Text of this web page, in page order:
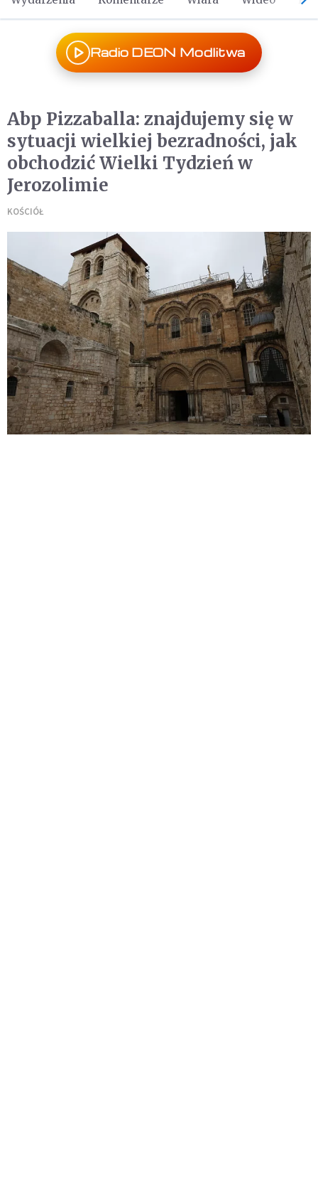
Radio DEON Modlitwa
Abp Pizzaballa: znajdujemy się w
sytuacji wielkiej bezradności, jak
obchodzić Wielki Tydzień w
Jerozolimie
KOŚCIÓŁ